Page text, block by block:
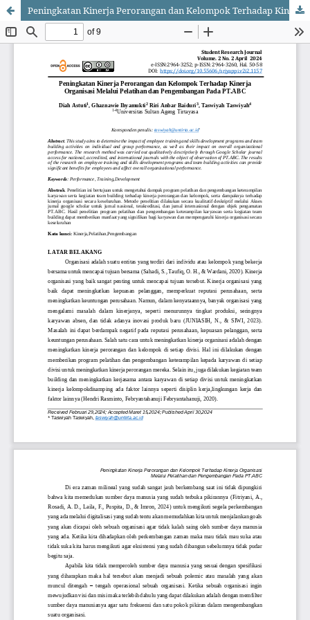
Peningkatan Kinerja Perorangan dan Kelompok Terhadap Kinerja Organisasi Melalui Pelatihan dan Pengembangan Pada PT.ABC